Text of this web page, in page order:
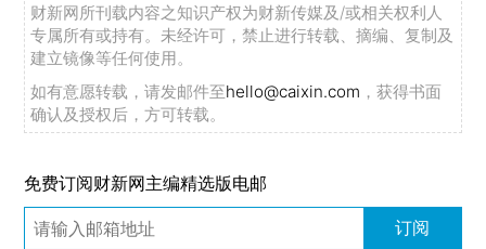
财新网所刊载内容之知识产权为财新传媒及/或相关权利人
专属所有或持有。未经许可，禁止进行转载、摘编、复制及
建立镜像等任何使用。
如有意愿转载，请发邮件至hello@caixin.com ，获得书面
确认及授权后，方可转载。
免费订阅财新网主编精选版电邮
订阅